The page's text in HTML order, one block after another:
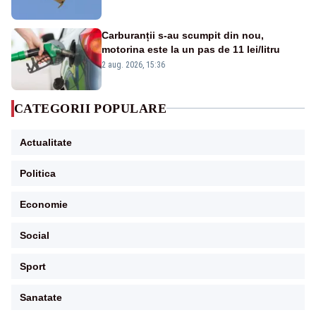
Carburanții s-au scumpit din nou,
motorina este la un pas de 11 lei/litru
2 aug. 2026, 15:36
CATEGORII POPULARE
Actualitate
Politica
Economie
Social
Sport
Sanatate